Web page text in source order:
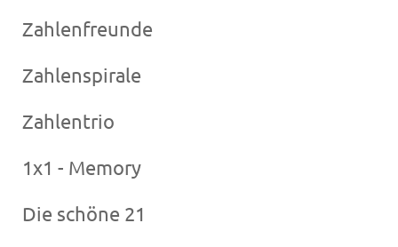
Zahlenfreunde
Zahlenspirale
Zahlentrio
1x1 - Memory
Die schöne 21